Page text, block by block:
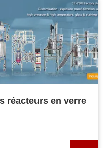
réacteurs en verre